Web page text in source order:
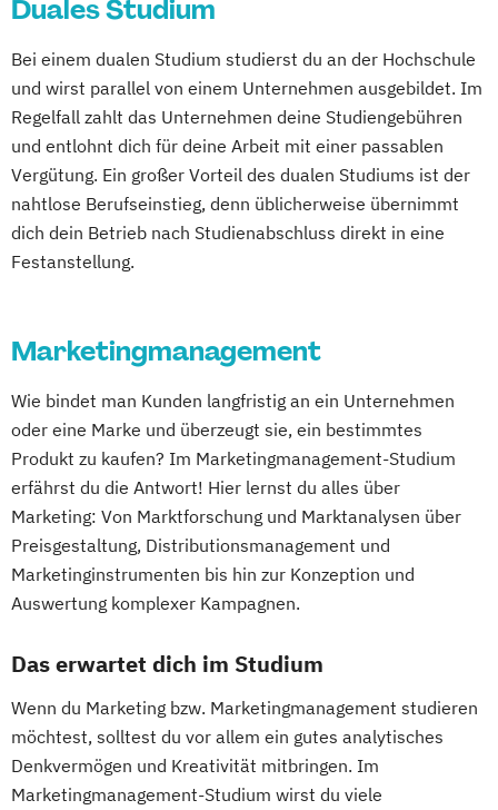
Duales Studium
Bei einem dualen Studium studierst du an der Hochschule
und wirst parallel von einem Unternehmen ausgebildet. Im
Regelfall zahlt das Unternehmen deine Studiengebühren
und entlohnt dich für deine Arbeit mit einer passablen
Vergütung. Ein großer Vorteil des dualen Studiums ist der
nahtlose Berufseinstieg, denn üblicherweise übernimmt
dich dein Betrieb nach Studienabschluss direkt in eine
Festanstellung.
Marketingmanagement
Wie bindet man Kunden langfristig an ein Unternehmen
oder eine Marke und überzeugt sie, ein bestimmtes
Produkt zu kaufen? Im Marketingmanagement-Studium
erfährst du die Antwort! Hier lernst du alles über
Marketing: Von Marktforschung und Marktanalysen über
Preisgestaltung, Distributionsmanagement und
Marketinginstrumenten bis hin zur Konzeption und
Auswertung komplexer Kampagnen.
Das erwartet dich im Studium
Wenn du Marketing bzw. Marketingmanagement studieren
möchtest, solltest du vor allem ein gutes analytisches
Denkvermögen und Kreativität mitbringen. Im
Marketingmanagement-Studium wirst du viele